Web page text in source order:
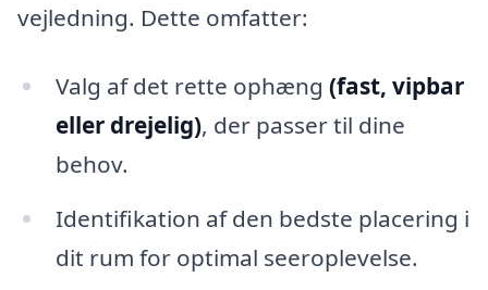
vejledning. Dette omfatter:
Valg af det rette ophæng (fast, vipbar
eller drejelig), der passer til dine
behov.
Identifikation af den bedste placering i
dit rum for optimal seeroplevelse.